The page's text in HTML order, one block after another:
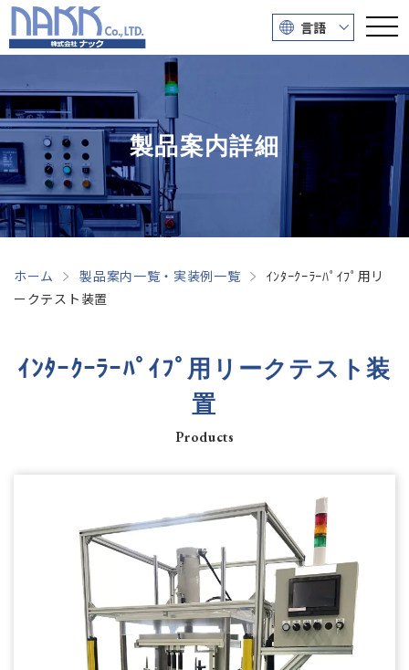
言語
製品案内詳細
ホーム 製品案内一覧・実装例一覧
ｲﾝﾀｰｸｰﾗｰﾊﾟｲﾌﾟ用リ
ークテスト装置
ｲﾝﾀｰｸｰﾗｰﾊﾟｲﾌﾟ用リークテスト装
置
Products